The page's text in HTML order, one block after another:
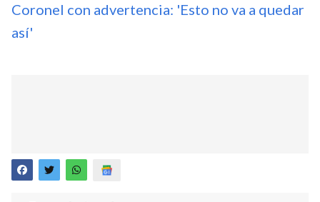
Coronel con advertencia: 'Esto no va a quedar
así'